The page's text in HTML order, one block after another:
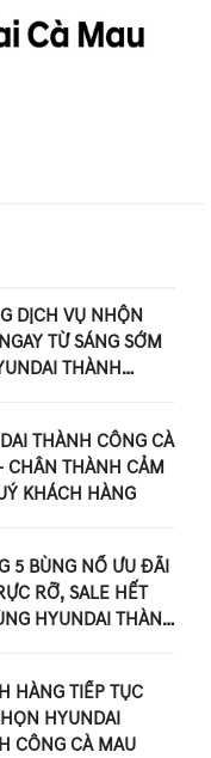
DỊCH VỤ NHỘN
TỪ SÁNG SỚM
THÀNH
THÀNH CÔNG CÀ
CHÂN THÀNH CẢM
KHÁCH HÀNG
5 BÙNG NỔ ƯU ĐÃI
RỠ, SALE HẾT
HYUNDAI THÀNH
HÀNG TIẾP TỤC
HYUNDAI
CÔNG CÀ MAU